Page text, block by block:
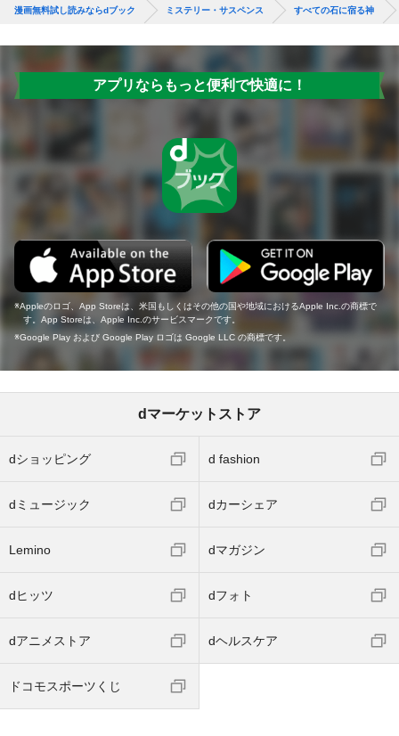
漫画無料試し読みならdブック ミステリー・サスペンス すべての石に宿る神
アプリならもっと便利で快適に！
Appleのロゴ、App Storeは、米国もしくはその他の国や地域におけるApple Inc.の商標で
す。App Storeは、Apple Inc.のサービスマークです。
Google Play および Google Play ロゴは Google LLC の商標です。
dマーケットストア
dショッピング d fashion
dミュージック dカーシェア
Lemino dマガジン
dヒッツ dフォト
dアニメストア dヘルスケア
ドコモスポーツくじ